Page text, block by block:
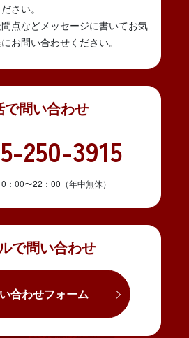
さい。
点などメッセージに書いてお気
お問い合わせください。
で問い合わせ
合わせフォーム
で問い合わせ
250-3915
00〜22：00（年中無休）